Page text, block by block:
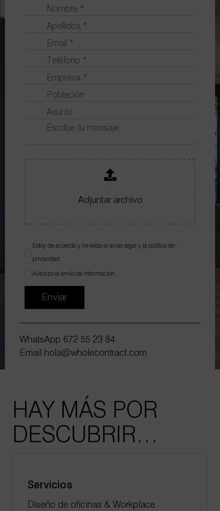
Adjuntar archivo
Estoy de acuerdo y he leído elaviso legal y la política de
privacidad .
Autorizo el envío de información.
Enviar
WhatsApp 672 55 23 84
Email
hola@wholecontract.com
HAY MÁS POR
DESCUBRIR…
Servicios
Diseño de oficinas & Workplace